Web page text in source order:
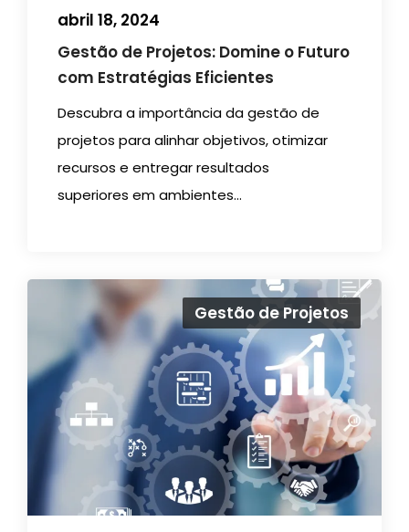
abril 18, 2024
Gestão de Projetos: Domine o Futuro
com Estratégias Eficientes
Descubra a importância da gestão de
projetos para alinhar objetivos, otimizar
recursos e entregar resultados
superiores em ambientes...
Gestão de Projetos